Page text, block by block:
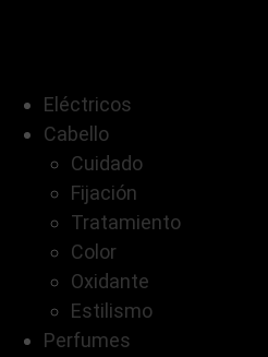
Eléctricos
Cabello
Cuidado
Fijación
Tratamiento
Color
Oxidante
Estilismo
Perfumes